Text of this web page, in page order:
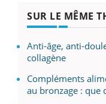
SUR LE MÊME
Anti-âge, anti-
collagène
Compléments
au bronzage : que